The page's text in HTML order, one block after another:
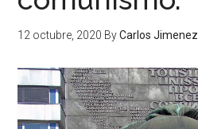
12 octubre, 2020 ByCarlos Jimenez